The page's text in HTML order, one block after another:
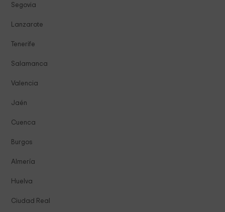
Segovia
Lanzarote
Tenerife
Salamanca
Valencia
Jaén
Cuenca
Burgos
Almería
Huelva
Ciudad Real